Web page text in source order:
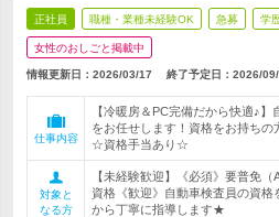
正社員 職種・業種未経験OK 急募 学
女性のおしごと掲載中
情報更新日：2026/03/17 終了予定日： 2026/
仕事内容
【冷暖房＆PC完備だから快適♪
をお任せします！資格をお持ちの
☆資格手当あり☆
対象と
なる方
【未経験歓迎】《必須》要普免
資格《歓迎》自動車検査員の資
から丁寧に指導します★